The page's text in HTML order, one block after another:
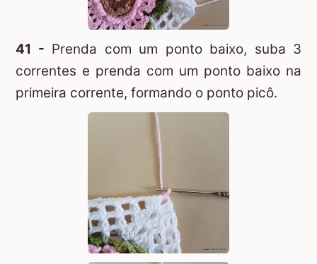
41 - Prenda com um ponto baixo, suba 3
correntes e prenda com um ponto baixo na
primeira corrente, formando o ponto picô.